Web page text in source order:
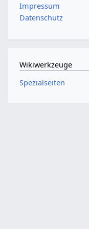
Impressum
Datenschutz
Wikiwerkzeuge
Spezialseiten